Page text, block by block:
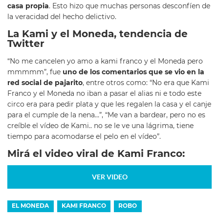
casa propia. Esto hizo que muchas personas desconfíen de
la veracidad del hecho delictivo.
La Kami y el Moneda, tendencia de
Twitter
“No me cancelen yo amo a kami franco y el Moneda pero
mmmmm”, fue uno de los comentarios que se vio en la
red social de pajarito, entre otros como: “No era que Kami
Franco y el
Moneda no iban a pasar el alias ni e todo este
circo era para pedir plata y que les regalen la casa y el canje
para el cumple de la nena…”, “Me van a bardear, pero no es
creíble el vídeo de Kami.. no se le ve una lágrima, tiene
tiempo para acomodarse el pelo en el vídeo”.
Mirá el video viral de Kami Franco:
VER VIDEO
EL MONEDA KAMI FRANCO ROBO